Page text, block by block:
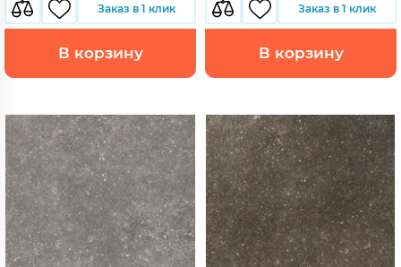
Заказ в 1 клик
В корзину
Заказ в 1 клик
В корзину